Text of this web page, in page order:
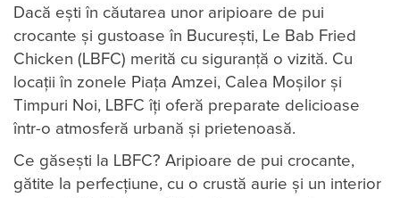
Dacă ești în căutarea unor aripioare de pui
crocante și gustoase în București, Le Bab Fried
Chicken (LBFC) merită cu siguranță o vizită. Cu
locații în zonele Piața Amzei, Calea Moșilor și
Timpuri Noi, LBFC îți oferă preparate delicioase
într-o atmosferă urbană și prietenoasă.
Ce găsești la LBFC? Aripioare de pui crocante,
gătite la perfecțiune, cu o crustă aurie și un interior